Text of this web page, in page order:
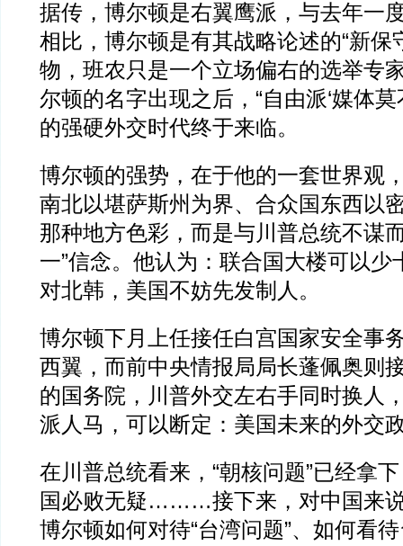
据传，博尔顿是右翼鹰派，与去年一
相比，博尔顿是有其战略论述的“新保
物，班农只是一个立场偏右的选举专
尔顿的名字出现之后，“自由派‘媒体
的强硬外交时代终于来临。
博尔顿的强势，在于他的一套世界观
南北以堪萨斯州为界、合众国东西以
那种地方色彩，而是与川普总统不谋
一”信念。他认为：联合国大楼可以少
对北韩，美国不妨先发制人。
博尔顿下月上任接任白宫国家安全事
西翼，而前中央情报局局长蓬佩奥则
的国务院，川普外交左右手同时换人
派人马，可以断定：美国未来的外交
在川普总统看来，“朝核问题”已经拿
国必败无疑………接下来，对中国来
博尔顿如何对待“台湾问题”、如何看